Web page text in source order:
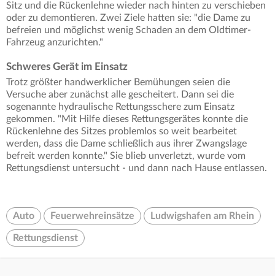
Sitz und die Rückenlehne wieder nach hinten zu verschieben
oder zu demontieren. Zwei Ziele hatten sie: "die Dame zu
befreien und möglichst wenig Schaden an dem Oldtimer-
Fahrzeug anzurichten."
Schweres Gerät im Einsatz
Trotz größter handwerklicher Bemühungen seien die
Versuche aber zunächst alle gescheitert. Dann sei die
sogenannte hydraulische Rettungsschere zum Einsatz
gekommen. "Mit Hilfe dieses Rettungsgerätes konnte die
Rückenlehne des Sitzes problemlos so weit bearbeitet
werden, dass die Dame schließlich aus ihrer Zwangslage
befreit werden konnte." Sie blieb unverletzt, wurde vom
Rettungsdienst untersucht - und dann nach Hause entlassen.
Auto Feuerwehreinsätze Ludwigshafen am Rhein
Rettungsdienst